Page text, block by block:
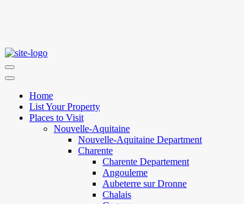
Home
List Your Property
Places to Visit
Nouvelle-Aquitaine
Nouvelle-Aquitaine Department
Charente
Charente Departement
Angouleme
Aubeterre sur Dronne
Chalais